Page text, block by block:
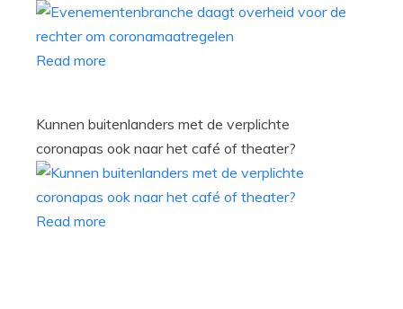
Read more
Kunnen buitenlanders met de verplichte
coronapas ook naar het café of theater?
Read more